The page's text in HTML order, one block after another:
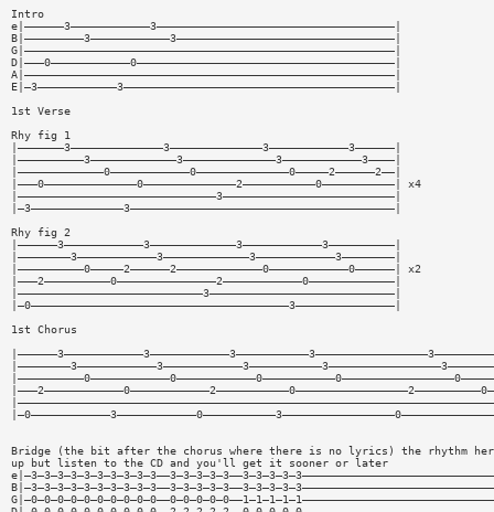
Intro
e|——————3————————————3————————————————————————————————————|
B|—————————3————————————3—————————————————————————————————|
G|————————————————————————————————————————————————————————|
D|———0————————————0———————————————————————————————————————|
A|————————————————————————————————————————————————————————|
E|—3————————————3—————————————————————————————————————————|
1st Verse
Rhy fig 1
|———————3——————————————3——————————————3————————————3——————|
|——————————3—————————————3——————————————3————————————3————|
|—————————————0————————————0——————————————0—————2——————2——|
|———0——————————————0——————————————2———————————0———————————| x4
|——————————————————————————————3——————————————————————————|
|—3——————————————3————————————————————————————————————————|
Rhy fig 2
|——————3————————————3—————————————3————————————3——————————|
|————————3————————————3—————————————3————————————3————————|
|——————————0—————2——————2—————————————0————————————0——————| x2
|———2——————————0———————————————2————————————0—————————————|
|————————————————————————————3————————————————————————————|
|—0———————————————————————————————————————3———————————————|
1st Chorus
Bridge (the bit after the chorus where there is no lyrics) the rhythm
up but listen to the CD and you'll get it sooner or later